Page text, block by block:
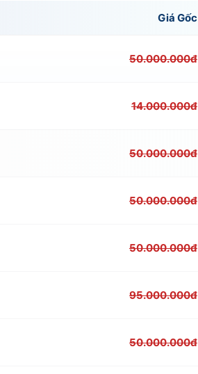
Giá Gốc
50.000.000đ
14.000.000đ
50.000.000đ
50.000.000đ
50.000.000đ
95.000.000đ
50.000.000đ